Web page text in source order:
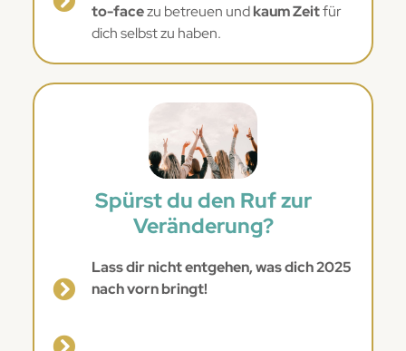
to-facezu betreuen undkaum Zeitfür
dich selbst zu haben.
Spürst du den Ruf zur
Veränderung?
Lass dir nicht entgehen, was dich 2025
nach vorn bringt!